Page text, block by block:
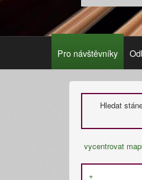
Pro návštěvníky
Hledat
vycentrovat
+